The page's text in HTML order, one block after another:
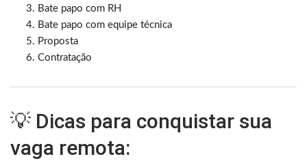
Bate papo com RH
Bate papo com equipe técnica
Proposta
Contratação
💡 Dicas para conquistar sua
vaga remota: